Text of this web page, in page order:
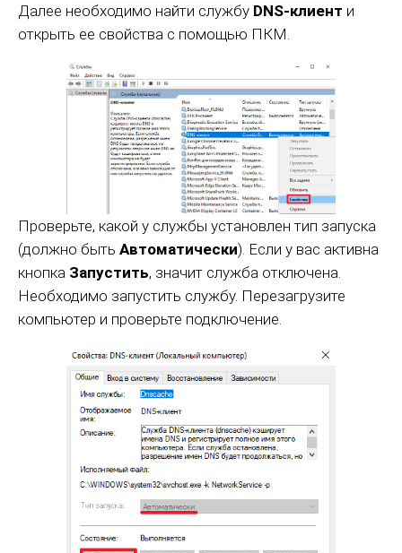
Далее необходимо найти службу DNS-клиент и
открыть ее свойства с помощью ПКМ.
Проверьте, какой у службы установлен тип запуска
(должно быть Автоматически). Если у вас активна
кнопка Запустить, значит служба отключена.
Необходимо запустить службу. Перезагрузите
компьютер и проверьте подключение.